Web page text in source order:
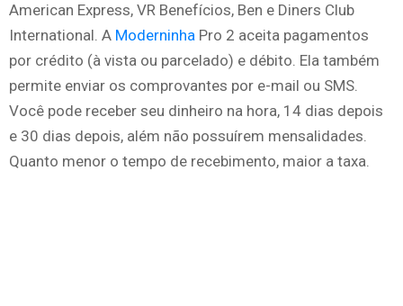
American Express, VR Benefícios, Ben e Diners Club
International. A Moderninha Pro 2 aceita pagamentos
por crédito (à vista ou parcelado) e débito. Ela também
permite enviar os comprovantes por e-mail ou SMS.
Você pode receber seu dinheiro na hora, 14 dias depois
e 30 dias depois, além não possuírem mensalidades.
Quanto menor o tempo de recebimento, maior a taxa.